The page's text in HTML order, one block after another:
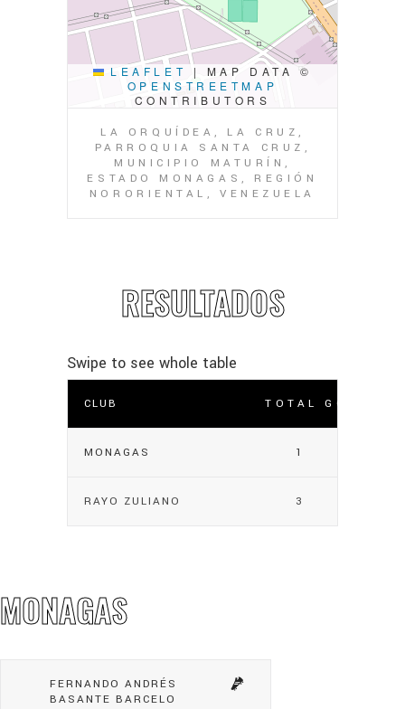
LEAFLET |
MAP DATA ©
OPENSTREETMAP
CONTRIBUTORS
LA ORQUÍDEA, LA CRUZ,
PARROQUIA SANTA CRUZ,
MUNICIPIO MATURÍN,
ESTADO MONAGAS, REGIÓN
NORORIENTAL, VENEZUELA
RESULTADOS
CLUB TOTAL GOLES
MONAGAS 1
RAYO ZULIANO 3
MONAGAS
FERNANDO ANDRÉS
BASANTE BARCELO